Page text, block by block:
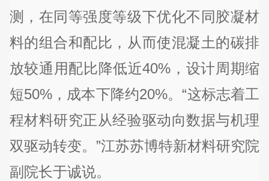
测，在同等强度等级下优化不同胶凝材
料的组合和配比，从而使混凝土的碳排
放较通用配比降低近40%，设计周期缩
短50%，成本下降约20%。“这标志着工
程材料研究正从经验驱动向数据与机理
双驱动转变。”江苏苏博特新材料研究院
副院长于诚说。